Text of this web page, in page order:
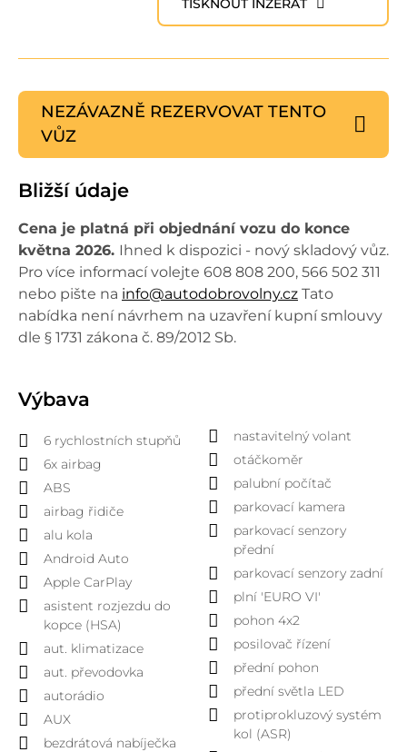
TISKNOUT INZERÁT
NEZÁVAZNĚ REZERVOVAT TENTO
VŮZ
Bližší údaje
Cena je platná při objednání vozu do konce
května 2026. Ihned k dispozici - nový skladový vůz.
Pro více informací volejte 608 808 200, 566 502 311
nebo pište na info@autodobrovolny.cz Tato
nabídka není návrhem na uzavření kupní smlouvy
dle § 1731 zákona č. 89/2012 Sb.
Výbava
6 rychlostních stupňů
6x airbag
ABS
airbag řidiče
alu kola
Android Auto
Apple CarPlay
asistent rozjezdu do
kopce (HSA)
aut. klimatizace
aut. převodovka
autorádio
AUX
bezdrátová nabíječka
nastavitelný volant
otáčkoměr
palubní počítač
parkovací kamera
parkovací senzory
přední
parkovací senzory zadní
plní 'EURO VI'
pohon 4x2
posilovač řízení
přední pohon
přední světla LED
protiprokluzový systém
kol (ASR)